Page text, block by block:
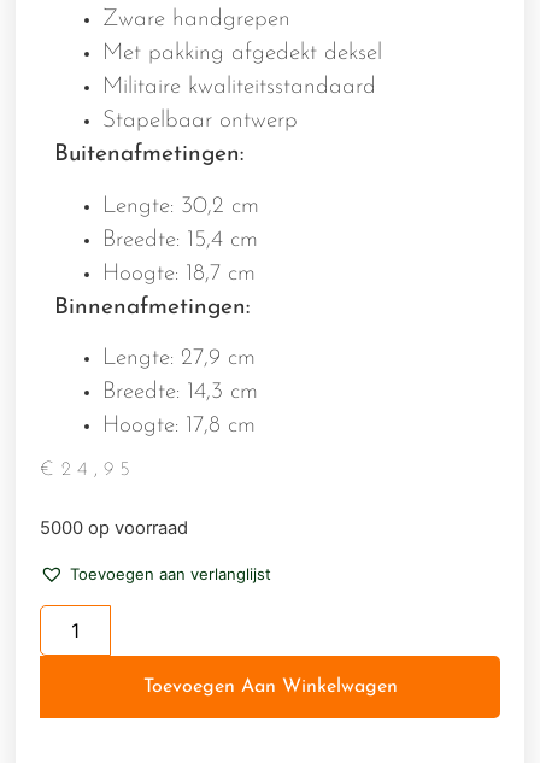
Zware handgrepen
Met pakking afgedekt deksel
Militaire kwaliteitsstandaard
Stapelbaar ontwerp
Buitenafmetingen:
Lengte: 30,2 cm
Breedte: 15,4 cm
Hoogte: 18,7 cm
Binnenafmetingen:
Lengte: 27,9 cm
Breedte: 14,3 cm
Hoogte: 17,8 cm
€ 24,95
5000 op voorraad
Toevoegen aan verlanglijst
Toevoegen Aan Winkelwagen